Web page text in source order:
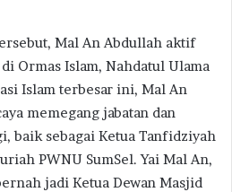
Mal An Abdullah aktif
Ormas Islam, Nahdatul Ulama
Islam terbesar ini, Mal An
memegang jabatan dan
baik sebagai Ketua Tanfidziyah
PWNU SumSel. Yai Mal An,
jadi Ketua Dewan Masjid